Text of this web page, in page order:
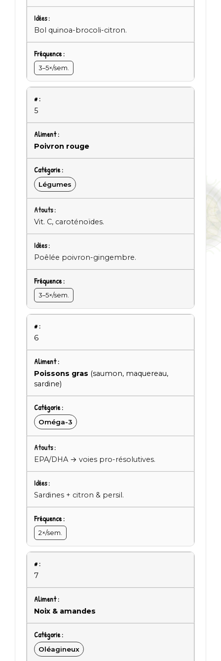
Bol quinoa-brocoli-citron.
3–5×/sem.
5
Poivron rouge
Légumes
Vit. C, caroténoïdes.
Poêlée poivron-gingembre.
3–5×/sem.
6
Poissons gras (saumon, maquereau,
sardine)
Oméga-3
EPA/DHA → voies pro-résolutives.
Sardines + citron & persil.
2×/sem.
7
Noix & amandes
Oléagineux